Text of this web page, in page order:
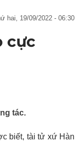
hai, 19/09/2022 - 06:30
cực
tác.
biết, tài tử xứ Hàn